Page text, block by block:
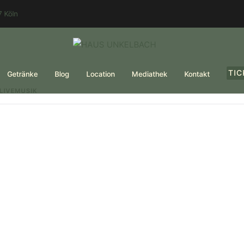
Köln
Getränke Blog Location Mediathek Kontakt